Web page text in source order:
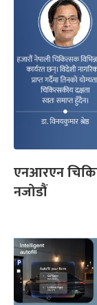
एनआरएन
नजोडौं